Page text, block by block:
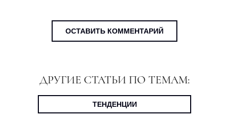
ОСТАВИТЬ КОММЕНТАРИЙ
ДРУГИЕ СТАТЬИ ПО ТЕМАМ:
ТЕНДЕНЦИИ